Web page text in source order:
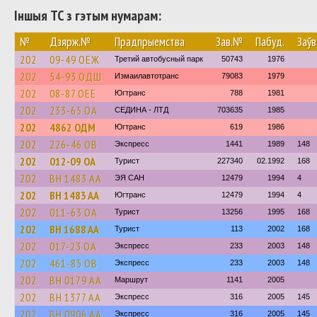
Іншыя ТС з гэтым нумарам:
№ Дзярж.№ Прадпрыемства Зав.№ Пабуд.
202 09-49 ОЕЖ Третий автобусный парк 50743 1976
202 54-93 ОДШ Измаилавтотранс 79083 1979
202 08-87 ОЕЕ Югтранс 788 1981
202 233-65 ОА СЕДИНА - ЛТД 703635 1985
202 4862 ОДМ Югтранс 619 1986
202 226-46 ОВ Экспресс 1441 1989 148
202 012-09 ОА Турист 227340 02.1992 168
202 BH 1483 AA ЭЯ САН 12479 1994 4
202 BH 1483 AA Югтранс 12479 1994 4
202 011-63 ОА Турист 13256 1995 168
202 BH 1688 AA Турист 113 2002 168
202 017-23 ОА Экспресс 233 2003 148
202 461-85 ОВ Экспресс 233 2003 148
202 BH 0179 AA Маршрут 1141 2005
202 BH 1377 AA Экспресс 316 2005 145
202 BH 0906 AA Экспресс 316 2005 145